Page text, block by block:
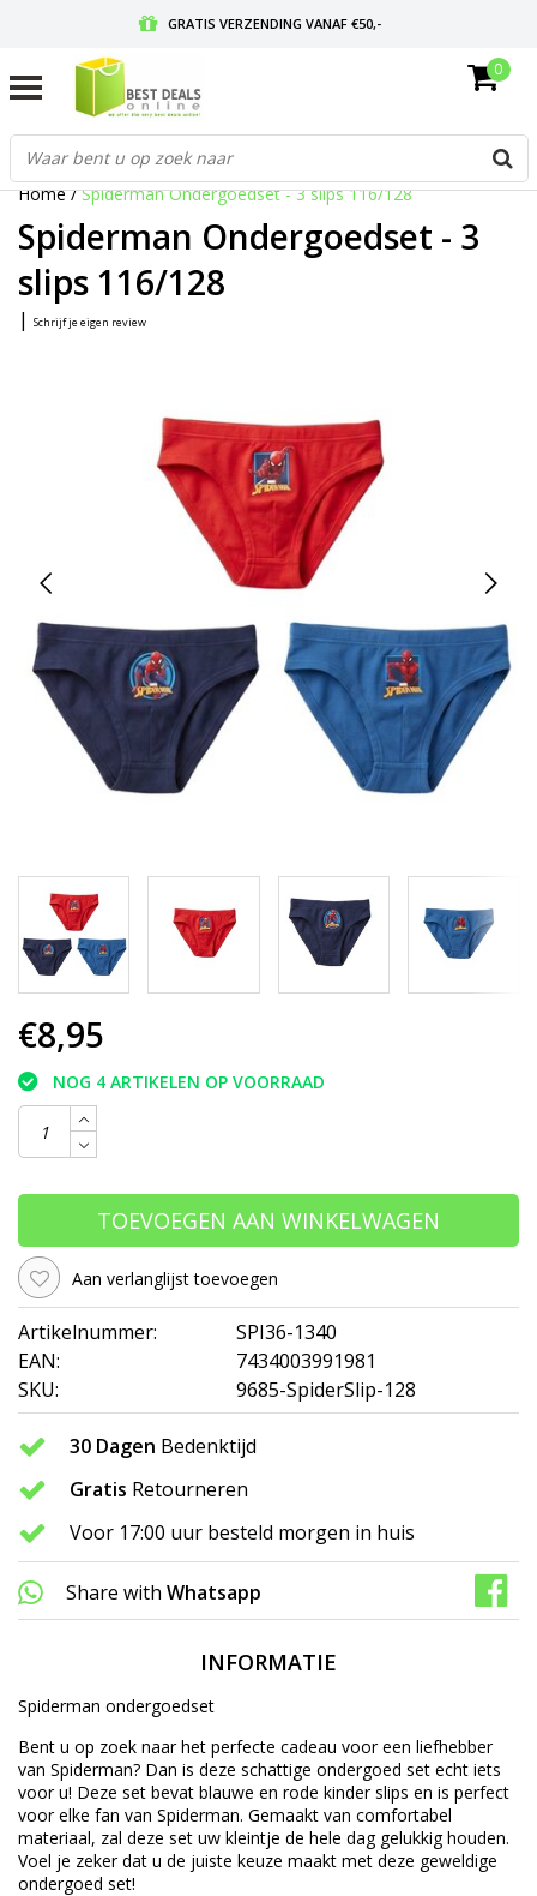
GRATIS VERZENDING VANAF €50,-
GRATIS RETOURNEREN EN 30 DAGEN BEDENKTIJD
0
Home/Spiderman Ondergoedset - 3 slips 116/128
Spiderman Ondergoedset - 3
slips 116/128
| Schrijf je eigen review
€8,95
NOG 4 ARTIKELEN OP VOORRAAD
TOEVOEGEN AAN WINKELWAGEN
Aan verlanglijst toevoegen
Artikelnummer:
SPI36-1340
EAN:
7434003991981
SKU:
9685-SpiderSlip-128
30 Dagen Bedenktijd
Gratis Retourneren
Voor 17:00 uur besteld morgen in huis
Share with Whatsapp
INFORMATIE
Spiderman ondergoedset
Bent u op zoek naar het perfecte cadeau voor een liefhebber
van Spiderman? Dan is deze schattige ondergoed set echt iets
voor u! Deze set bevat blauwe en rode kinder slips en is perfect
voor elke fan van Spiderman. Gemaakt van comfortabel
materiaal, zal deze set uw kleintje de hele dag gelukkig houden.
Voel je zeker dat u de juiste keuze maakt met deze geweldige
ondergoed set!